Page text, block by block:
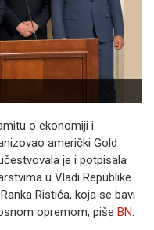
o ekonomiji i
američki Gold
je i potpisala
u Vladi Republike
Ristića, koja se bavi
opremom, piše BN.